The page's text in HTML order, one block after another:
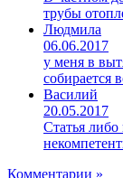
трубы
Людмила
06.06.2017
у меня в
собирается
Василий
20.05.2017
Статья
Комментарии »